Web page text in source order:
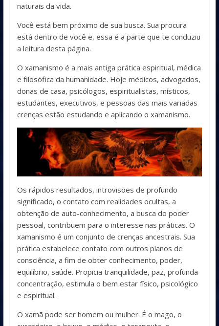
naturais da vida.
Você está bem próximo de sua busca. Sua procura
está dentro de você e, essa é a parte que te conduziu
a leitura desta página.
O xamanismo é a mais antiga prática espiritual, médica
e filosófica da humanidade. Hoje médicos, advogados,
donas de casa, psicólogos, espiritualistas, místicos,
estudantes, executivos, e pessoas das mais variadas
crenças estão estudando e aplicando o xamanismo.
Os rápidos resultados, introvisões de profundo
significado, o contato com realidades ocultas, a
obtenção de auto-conhecimento, a busca do poder
pessoal, contribuem para o interesse nas práticas. O
xamanismo é um conjunto de crenças ancestrais. Sua
prática estabelece contato com outros planos de
consciência, a fim de obter conhecimento, poder,
equilíbrio, saúde. Propicia tranquilidade, paz, profunda
concentração, estimula o bem estar físico, psicológico
e espiritual.
O xamã pode ser homem ou mulher. É o mago, o